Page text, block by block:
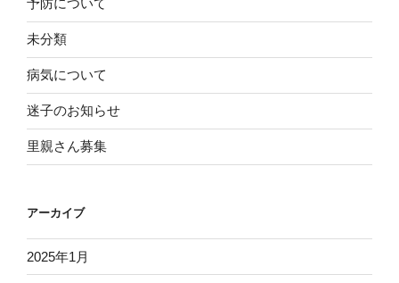
予防について
未分類
病気について
迷子のお知らせ
里親さん募集
アーカイブ
2025年1月